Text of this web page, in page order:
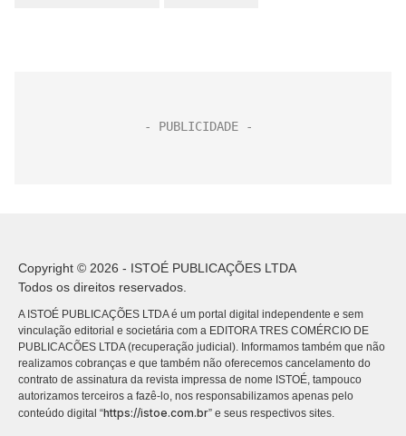
Copyright © 2026 - ISTOÉ PUBLICAÇÕES LTDA
Todos os direitos reservados.
A ISTOÉ PUBLICAÇÕES LTDA é um portal digital independente e sem
vinculação editorial e societária com a EDITORA TRES COMÉRCIO DE
PUBLICACÕES LTDA (recuperação judicial). Informamos também que não
realizamos cobranças e que também não oferecemos cancelamento do
contrato de assinatura da revista impressa de nome ISTOÉ, tampouco
autorizamos terceiros a fazê-lo, nos responsabilizamos apenas pelo
conteúdo digital “https://istoe.com.br” e seus respectivos sites.